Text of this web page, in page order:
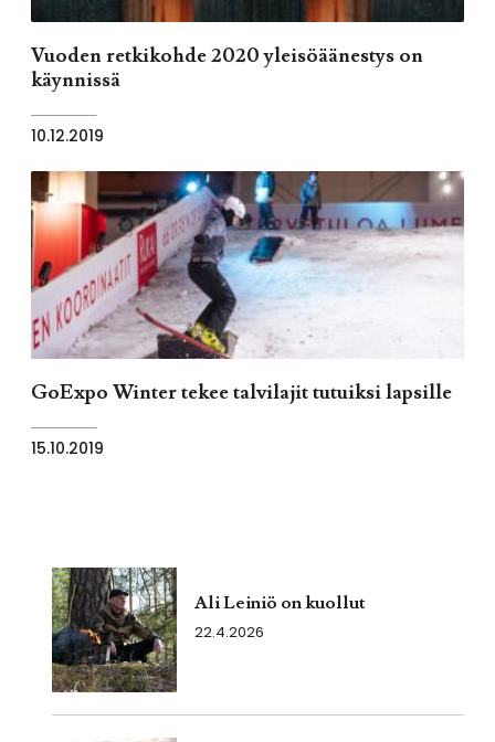
Vuoden retkikohde 2020 yleisöäänestys on
käynnissä
10.12.2019
GoExpo Winter tekee talvilajit tutuiksi lapsille
15.10.2019
Ali Leiniö on kuollut
22.4.2026